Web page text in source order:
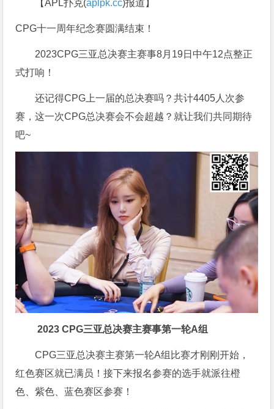
【APL扑克(aplpk.cc)报道】
CPG十一周年纪念赛圆满结束！
2023CPG三亚总决赛主赛事8月19日中午12点整正
式打响！
还记得CPG上一届的总决赛吗？共计4405人次参
赛，这一次CPG总决赛会不会超越？就让我们共同期待
吧~
2023 CPG三亚总决赛主赛事第一轮A组
CPG三亚总决赛主赛第一轮A组比赛才刚刚开始，
红色赛区就已满员！接下来报名参赛的选手就派往橙
色、紫色、蓝色赛区参赛！